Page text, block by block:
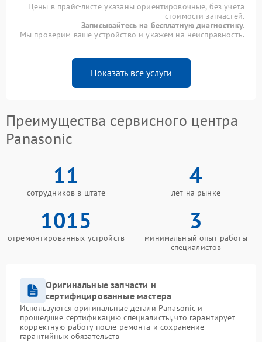
Цены в прайс-листе указаны ориентировочные, без учета
стоимости запчастей.
Записывайтесь на бесплатную диагностику.
Мы проверим ваше устройство и укажем на неисправность.
Показать все услуги
Преимущества сервисного центра
Panasonic
11
сотрудников в штате
4
лет на рынке
1015
отремонтированных устройств
3
минимальный опыт работы
специалистов
Оригинальные запчасти и
сертифицированные мастера
Используются оригинальные детали Panasonic и
прошедшие сертификацию специалисты, что гарантирует
корректную работу после ремонта и сохранение
гарантийных обязательств